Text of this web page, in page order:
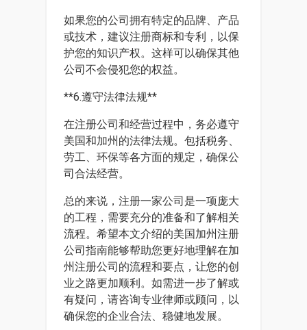
如果您的公司拥有特定的品牌、产品
或技术，建议注册商标和专利，以保
护您的知识产权。这样可以确保其他
公司不会侵犯您的权益。
**6.遵守法律法规**
在注册公司和经营过程中，务必遵守
美国和加州的法律法规。包括税务、
劳工、环保等各方面的规定，确保公
司合法经营。
总的来说，注册一家公司是一项庞大
的工程，需要充分的准备和了解相关
流程。希望本文介绍的美国加州注册
公司指南能够帮助您更好地理解在加
州注册公司的流程和要点，让您的创
业之路更加顺利。如需进一步了解或
有疑问，请咨询专业律师或顾问，以
确保您的企业合法、稳健地发展。